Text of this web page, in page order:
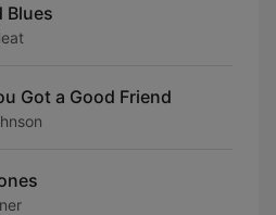
Blues
Got a Good Friend